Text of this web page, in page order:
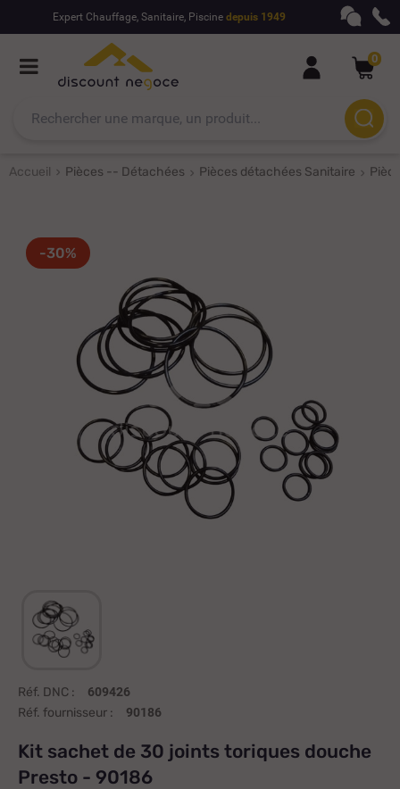
Expert Chauffage, Sanitaire, Piscine depuis 1949
0
Accueil Pièces -- Détachées Pièces détachées Sanitaire
-30%
Réf. DNC : 609426
Réf. fournisseur : 90186
Kit sachet de 30 joints toriques douche
Presto - 90186